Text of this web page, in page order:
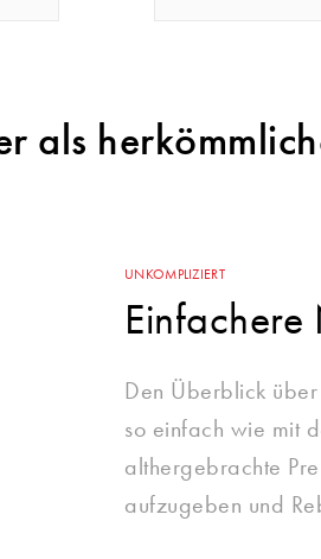
als
UNKOMPLIZIERT
Einfachere
Den Überblick
so einfach wie mit
althergebrachte
aufzugeben und